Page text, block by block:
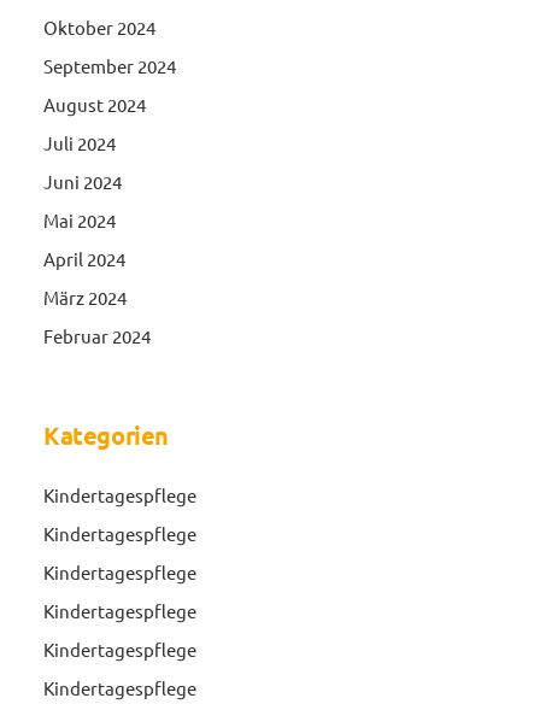
Oktober 2024
September 2024
August 2024
Juli 2024
Juni 2024
Mai 2024
April 2024
März 2024
Februar 2024
Kategorien
Kindertagespflege
Kindertagespflege
Kindertagespflege
Kindertagespflege
Kindertagespflege
Kindertagespflege